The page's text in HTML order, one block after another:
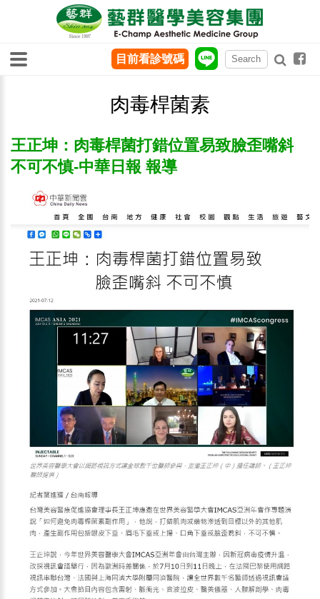
肉毒桿菌素
王正坤：肉毒桿菌打錯位置易致臉歪嘴斜
不可不慎-中華日報 報導
目前看診號碼